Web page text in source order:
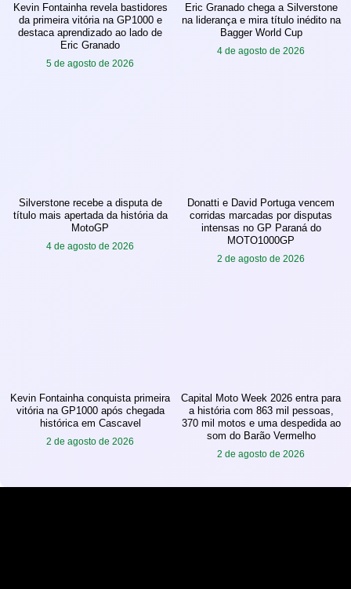
Kevin Fontainha revela bastidores
da primeira vitória na GP1000 e
destaca aprendizado ao lado de
Eric Granado
5 de agosto de 2026
Eric Granado chega a Silverstone
na liderança e mira título inédito na
Bagger World Cup
4 de agosto de 2026
Silverstone recebe a disputa de
título mais apertada da história da
MotoGP
4 de agosto de 2026
Donatti e David Portuga vencem
corridas marcadas por disputas
intensas no GP Paraná do
MOTO1000GP
2 de agosto de 2026
Kevin Fontainha conquista primeira
vitória na GP1000 após chegada
histórica em Cascavel
2 de agosto de 2026
Capital Moto Week 2026 entra para
a história com 863 mil pessoas,
370 mil motos e uma despedida ao
som do Barão Vermelho
2 de agosto de 2026